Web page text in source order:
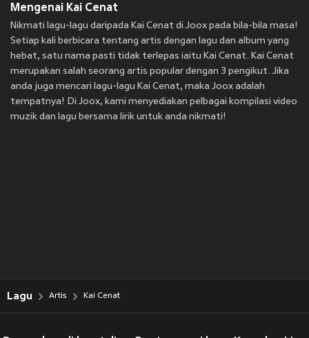
Mengenai Kai Cenat
Nikmati lagu-lagu daripada Kai Cenat di Joox pada bila-bila masa!
Setiap kali berbicara tentang artis dengan lagu dan album yang
hebat, satu nama pasti tidak terlepas iaitu Kai Cenat. Kai Cenat
merupakan salah seorang artis popular dengan 3 pengikut. Jika
anda juga mencari lagu-lagu Kai Cenat, maka Joox adalah
tempatnya! Di Joox, kami menyediakan pelbagai kompilasi video
muzik dan lagu bersama lirik untuk anda nikmati!
Lagu Artis Kai Cenat